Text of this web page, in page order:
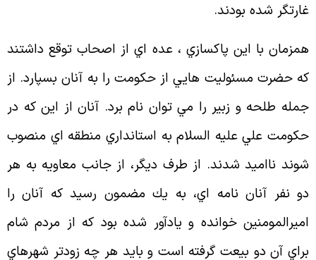
شده بودند.
با اين پاكسازي ، عده اي از اصحاب توقع داشتند
حضرت مسئوليت هايي از حكومت را به آنان بسپارد. از
طلحه و زبير را مي توان نام برد. آنان از اين كه در
علي عليه السلام به استانداري منطقه اي منصوب
نااميد شدند. از طرف ديگر، از جانب معاويه به هر
نفر آنان نامه اي، به يك مضمون رسيد كه آنان را
خوانده و يادآور شده بود كه از مردم شام
آن دو بيعت گرفته است و بايد هر چه زودتر شهرهاي